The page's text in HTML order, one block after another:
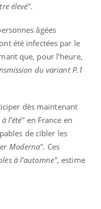
élevé".
âgées
été infectées par le
que, pour l’heure,
du variant P.1
dès maintenant
l’été" en France en
de cibler les
Moderna". Ces
à l’automne", estime